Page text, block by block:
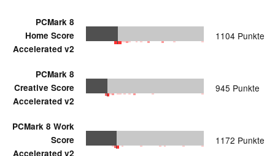
PCMark 8
Home Score
Accelerated v2
1104 Punkte
PCMark 8
Creative Score
Accelerated v2
945 Punkte
PCMark 8 Work
Score
Accelerated v2
1172 Punkte